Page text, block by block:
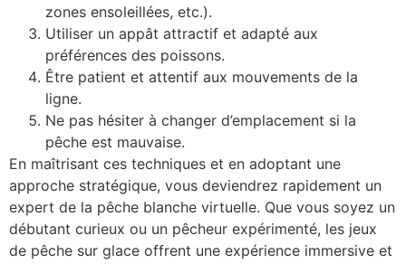
zones ensoleillées, etc.).
Utiliser un appât attractif et adapté aux
préférences des poissons.
Être patient et attentif aux mouvements de la
ligne.
Ne pas hésiter à changer d’emplacement si la
pêche est mauvaise.
En maîtrisant ces techniques et en adoptant une
approche stratégique, vous deviendrez rapidement un
expert de la pêche blanche virtuelle. Que vous soyez un
débutant curieux ou un pêcheur expérimenté, les jeux
de pêche sur glace offrent une expérience immersive et